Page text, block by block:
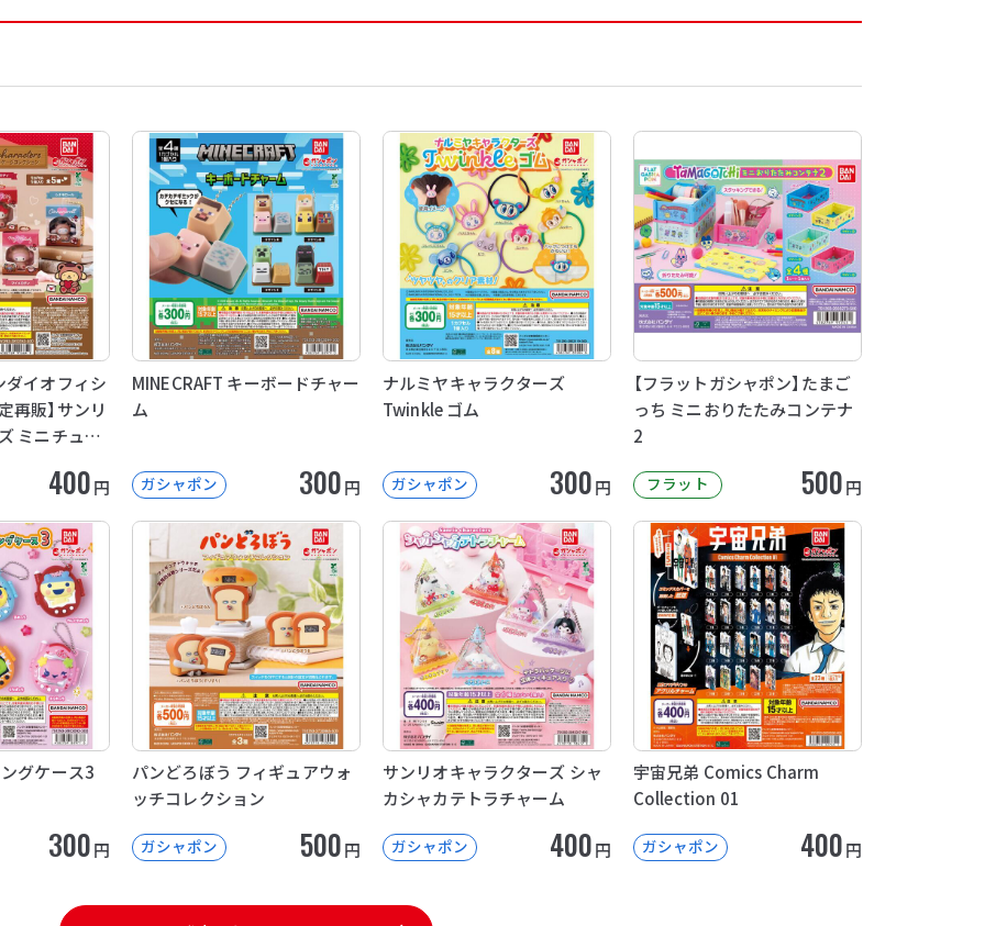
ダイオフィシ
再販】サンリ
ミニチュア
400円
MINECRAFT キーボードチャー
ム
ガシャポン 300円
ナルミヤキャラクターズ
Twinkle ゴム
ガシャポン 300円
【フラットガシャポン】たまご
っち ミニおりたたみコンテナ
2
フラット 500円
グケース3
300円
パンどろぼう フィギュアウォ
ッチコレクション
ガシャポン 500円
サンリオキャラクターズ シャ
カシャカテトラチャーム
ガシャポン 400円
宇宙兄弟 Comics Charm
Collection 01
ガシャポン 400円